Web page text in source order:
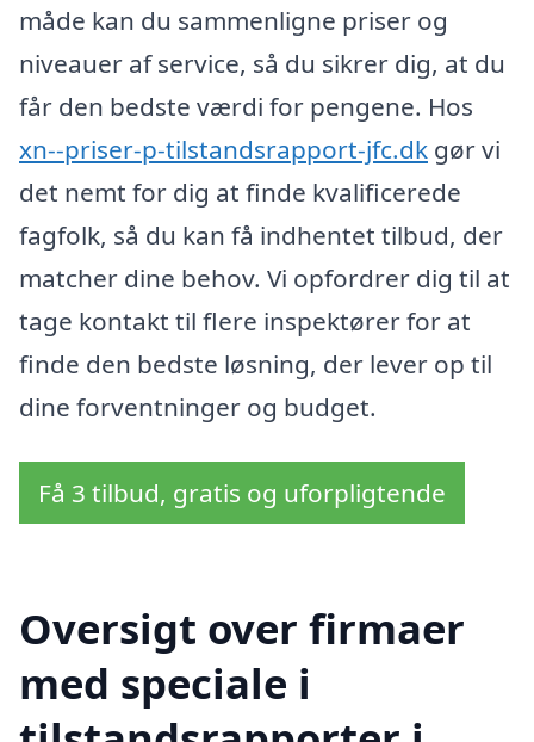
måde kan du sammenligne priser og
niveauer af service, så du sikrer dig, at du
får den bedste værdi for pengene. Hos
xn--priser-p-tilstandsrapport-jfc.dk gør vi
det nemt for dig at finde kvalificerede
fagfolk, så du kan få indhentet tilbud, der
matcher dine behov. Vi opfordrer dig til at
tage kontakt til flere inspektører for at
finde den bedste løsning, der lever op til
dine forventninger og budget.
Få 3 tilbud, gratis og uforpligtende
Oversigt over firmaer
med speciale i